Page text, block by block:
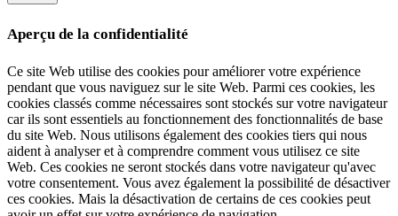
Aperçu de la confidentialité
Ce site Web utilise des cookies pour améliorer votre expérience
pendant que vous naviguez sur le site Web. Parmi ces cookies, les
cookies classés comme nécessaires sont stockés sur votre navigateur
car ils sont essentiels au fonctionnement des fonctionnalités de base
du site Web. Nous utilisons également des cookies tiers qui nous
aident à analyser et à comprendre comment vous utilisez ce site
Web. Ces cookies ne seront stockés dans votre navigateur qu'avec
votre consentement. Vous avez également la possibilité de désactiver
ces cookies. Mais la désactivation de certains de ces cookies peut